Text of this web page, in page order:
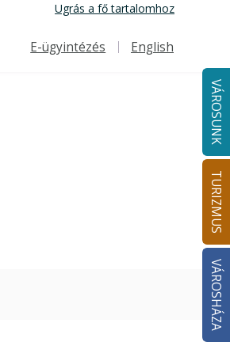
Ugrás a fő tartalomhoz
Felső navigáció
E-ügyintézés English
VÁROSUNK
TURIZMUS
VÁROSHÁZA